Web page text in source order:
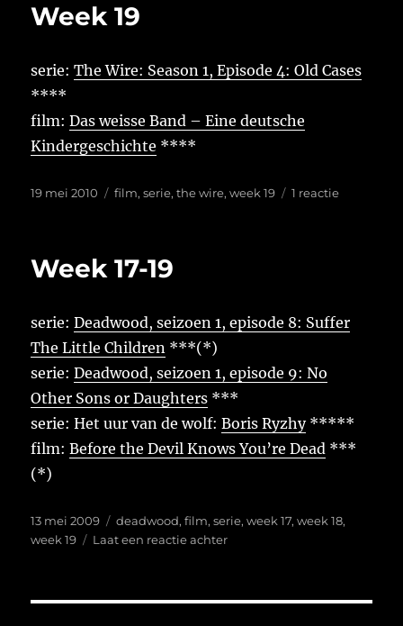
Week 19
serie:The Wire: Season 1, Episode 4: Old Cases
****
film:Das weisse Band – Eine deutsche
Kindergeschichte ****
Geplaatst
19 mei 2010 Tags
film,serie,the wire,week 19 1 reactieop
Week 17-19
serie:Deadwood, seizoen 1, episode 8: Suffer
The Little Children ***(*)
serie:Deadwood, seizoen 1, episode 9: No
Other Sons or Daughters ***
serie: Het uur van de wolf:Boris Ryzhy*****
film:Before the Devil Knows You’re Dead ***
(*)
Geplaatst
op
13 mei 2009 Tags
deadwood,film,serie,week 17,week 18,
week 19
Laat een reactie achterop